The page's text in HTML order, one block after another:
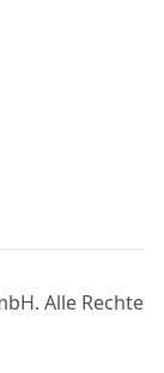
Alle Rechte